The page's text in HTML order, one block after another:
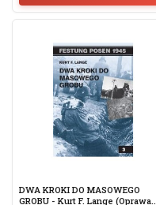
DWA KROKI DO MASOWEGO
GROBU - Kurt F. Lange (oprawa...